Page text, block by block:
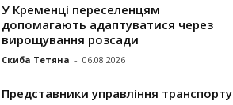
У Кременці переселенцям
допомагають адаптуватися через
вирощування розсади
Скиба Тетяна - 06.08.2026
Представники управління транспорту